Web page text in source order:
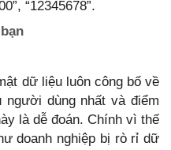
“12345678”.
dữ liệu luôn công bố về
người dùng nhất và điểm
là dễ đoán. Chính vì thế
doanh nghiệp bị rò rỉ dữ